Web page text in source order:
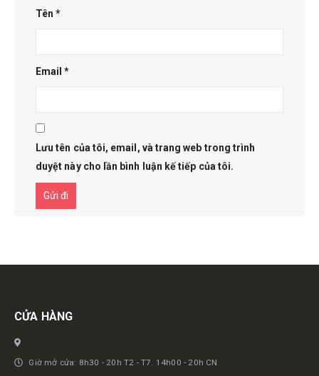
Tên*
Email*
Lưu tên của tôi, email, và trang web trong trình
duyệt này cho lần bình luận kế tiếp của tôi.
Get in touch
CỬA HÀNG
Giờ mở cửa: 8h30 - 20h T2 - T7. 14h00 - 20h CN